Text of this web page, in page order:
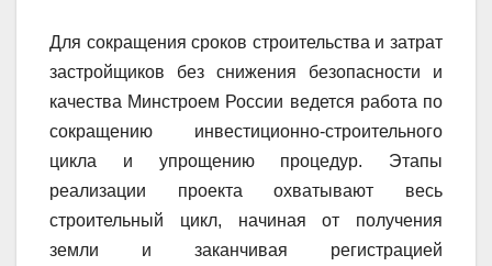
Для сокращения сроков строительства и затрат
застройщиков без снижения безопасности и
качества Минстроем России ведется работа по
сокращению инвестиционно-строительного
цикла и упрощению процедур. Этапы
реализации проекта охватывают весь
строительный цикл, начиная от получения
земли и заканчивая регистрацией